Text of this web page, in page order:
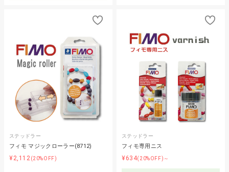
ステッドラー
フィモ マジックローラー(8712)
¥2,112(20%OFF)
ステッドラー
フィモ専用ニス
¥634(20%OFF)～